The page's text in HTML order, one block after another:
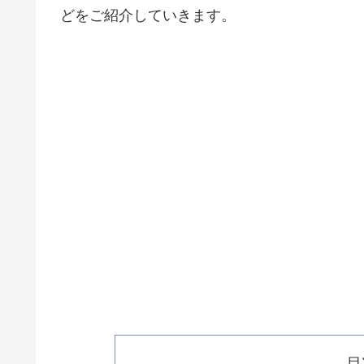
どをご紹介していきます。